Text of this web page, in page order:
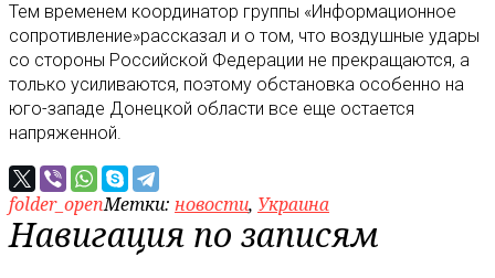
Тем временем координатор группы «Информационное
сопротивление»рассказал и о том, что воздушные удары
со стороны Российской Федерации не прекращаются, а
только усиливаются, поэтому обстановка особенно на
юго-западе Донецкой области все еще остается
напряженной.
folder_openМетки: новости, Украина
Навигация по записям